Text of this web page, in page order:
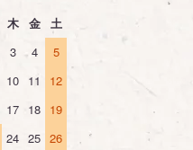
木 金
土
3 4
5
10 11
12
17 18 19
24 25 26